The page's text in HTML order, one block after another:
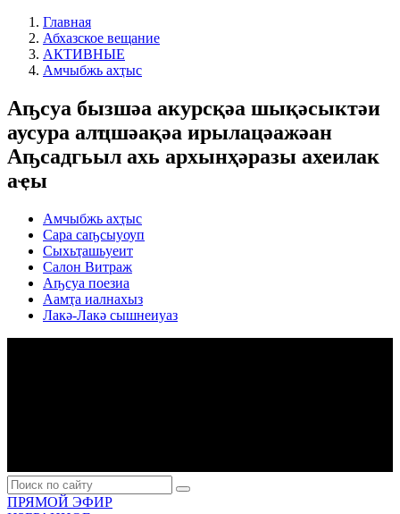
Главная
Абхазское вещание
АКТИВНЫЕ
Амчыбжь ахҭыс
Аҧсуа бызшәа акурсқәа шықәсыктәи
аусура алҵшәақәа ирылацәажәан
Аҧсадгьыл ахь архынҳәразы ахеилак
аҿы
Амчыбжь ахҭыс
Сара саҧсыуоуп
Сыхьҭашьуеит
Салон Витраж
Аҧсуа поезиа
Аамҭа иалнахыз
Лакә-Лакә сышнеиуаз
ПРЯМОЙ ЭФИР